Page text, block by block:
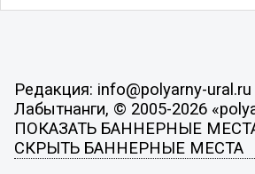
Редакция: info@polyarny-ural.ru
Лабытнанги, © 2005-2026
ПОКАЗАТЬ БАННЕРНЫЕ
СКРЫТЬ БАННЕРНЫЕ МЕСТА